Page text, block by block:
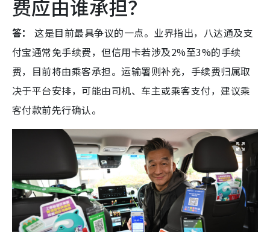
费应由谁承担？
答：
这是目前最具争议的一点。业界指出，八达通及支
付宝通常免手续费，但信用卡若涉及2%至3%的手续
费，目前将由乘客承担。运输署则补充，手续费归属取
决于平台安排，可能由司机、车主或乘客支付，建议乘
客付款前先行确认。